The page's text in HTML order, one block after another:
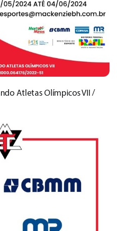
Atletas Olímpicos VII /